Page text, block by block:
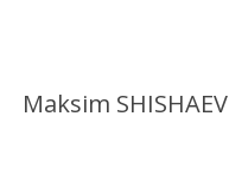
Maksim SHISHAEV